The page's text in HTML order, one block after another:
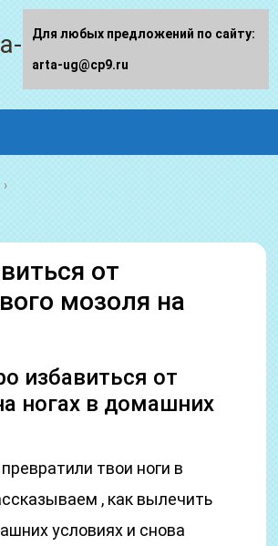
ug.ru
от
мозоля на
избавиться от
ногах в домашних
твои ноги в
, как вылечить
условиях и снова
Для любых предложений по сайту:
arta-ug@cp9.ru